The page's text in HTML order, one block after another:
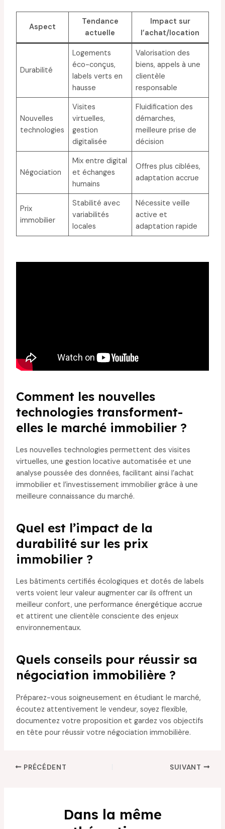
Aspect
Tendance
actuelle
Impact sur
l’achat/location
Durabilité
Logements
éco-conçus,
labels verts en
hausse
Valorisation des
biens, appels à une
clientèle
responsable
Nouvelles
technologies
Visites
virtuelles,
gestion
digitalisée
Fluidification des
démarches,
meilleure prise de
décision
Négociation
Mix entre digital
et échanges
humains
Offres plus ciblées,
adaptation accrue
Prix
immobilier
Stabilité avec
variabilités
locales
Nécessite veille
active et
adaptation rapide
Comment les nouvelles
technologies transforment-
elles le marché immobilier ?
Les nouvelles technologies permettent des visites
virtuelles, une gestion locative automatisée et une
analyse poussée des données, facilitant ainsi l’achat
immobilier et l’investissement immobilier grâce à une
meilleure connaissance du marché.
Quel est l’impact de la
durabilité sur les prix
immobilier ?
Les bâtiments certifiés écologiques et dotés de labels
verts voient leur valeur augmenter car ils offrent un
meilleur confort, une performance énergétique accrue
et attirent une clientèle consciente des enjeux
environnementaux.
Quels conseils pour réussir sa
négociation immobilière ?
Préparez-vous soigneusement en étudiant le marché,
écoutez attentivement le vendeur, soyez flexible,
documentez votre proposition et gardez vos objectifs
en tête pour réussir votre négociation immobilière.
PRÉCÉDENT SUIVANT
Dans la même